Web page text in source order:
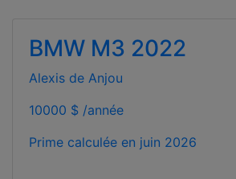
BMW M3 2022
Alexis de Anjou
10000 $ /année
Prime calculée en juin 2026